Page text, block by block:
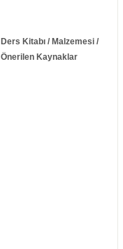
Ders Kitabı / Malzemesi /
Önerilen Kaynaklar